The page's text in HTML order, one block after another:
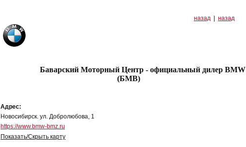
назад назад
Баварский Моторный Центр - официальный дилер BMW
(БМВ)
Адрес:
Новосибирск. ул. Добролюбова, 1
https://www.bmw-bmz.ru
Показать/Скрыть карту